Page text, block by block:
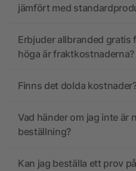
jämfört med
Erbjuder allbranded gratis
höga är fraktkostnaderna?
Finns det dolda
Vad händer om jag inte är
beställning?
Kan jag beställa ett prov på